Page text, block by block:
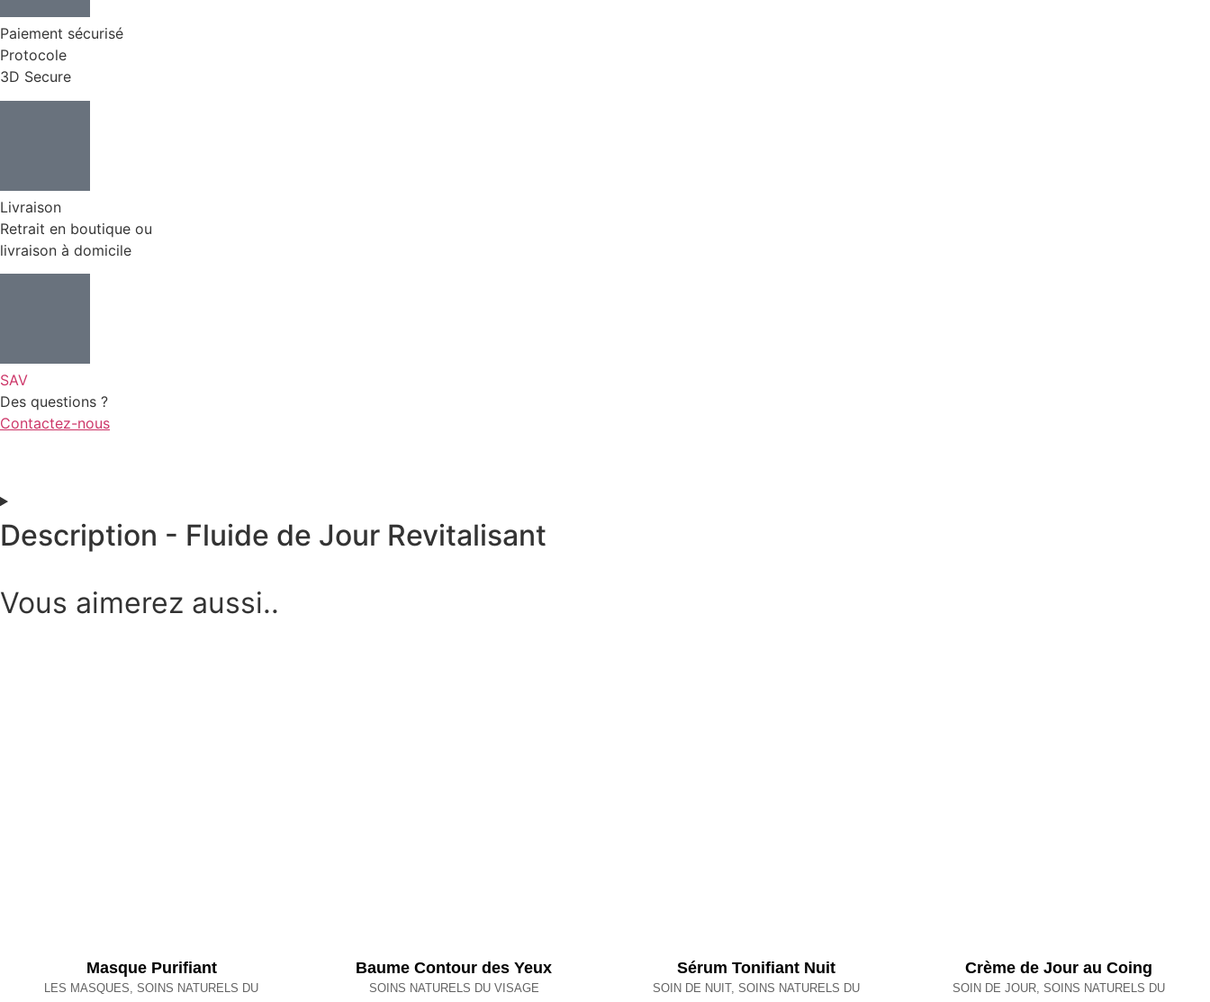
Paiement sécurisé
Protocole
3D Secure
Livraison
Retrait en boutique ou
livraison à domicile
SAV
Des questions ?
Contactez-nous
Description - Fluide de Jour Revitalisant
Vous aimerez aussi..
Masque Purifiant
LES MASQUES, SOINS NATURELS DU
Baume Contour des Yeux
SOINS NATURELS DU VISAGE
Sérum Tonifiant Nuit
SOIN DE NUIT, SOINS NATURELS DU
Crème de Jour au Coing
SOIN DE JOUR, SOINS NATURELS DU